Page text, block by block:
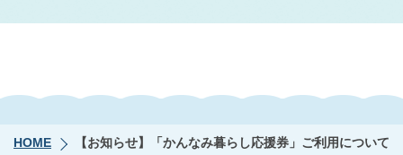
HOME 【お知らせ】「かんなみ暮らし応援券」ご利用について